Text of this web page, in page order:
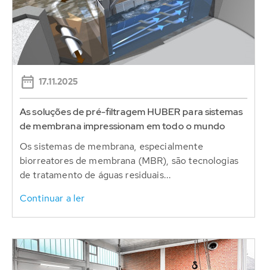
17.11.2025
As soluções de pré-filtragem HUBER para sistemas
de membrana impressionam em todo o mundo
Os sistemas de membrana, especialmente
biorreatores de membrana (MBR), são tecnologias
de tratamento de águas residuais...
Continuar a ler